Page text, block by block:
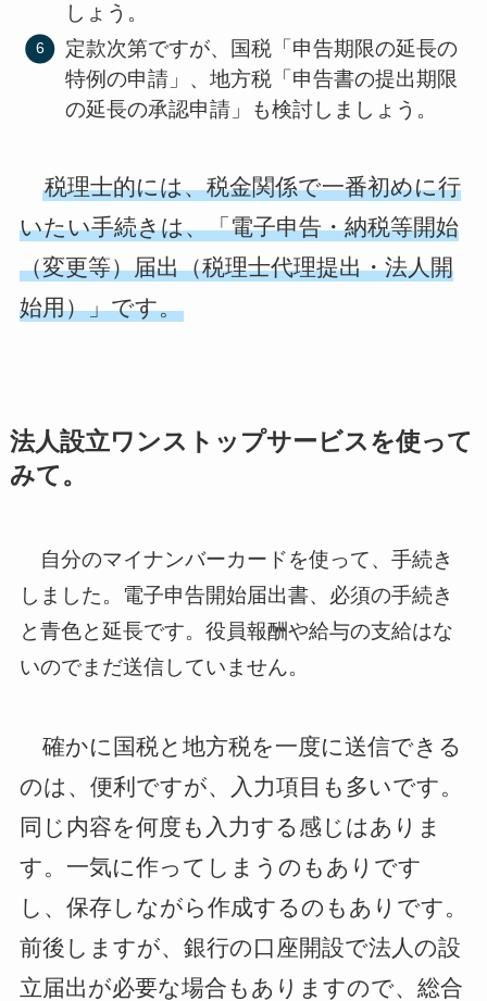
しょう。
定款次第ですが、国税「申告期限の延長の
特例の申請」、地方税「申告書の提出期限
の延長の承認申請」も検討しましょう。
税理士的には、税金関係で一番初めに行
いたい手続きは、「電子申告・納税等開始
（変更等）届出（税理士代理提出・法人開
始用）」です。
法人設立ワンストップサービスを使って
みて。
自分のマイナンバーカードを使って、手続き
しました。電子申告開始届出書、必須の手続き
と青色と延長です。役員報酬や給与の支給はな
いのでまだ送信していません。
確かに国税と地方税を一度に送信できる
のは、便利ですが、入力項目も多いです。
同じ内容を何度も入力する感じはありま
す。一気に作ってしまうのもありです
し、保存しながら作成するのもありです。
前後しますが、銀行の口座開設で法人の設
立届出が必要な場合もありますので、総合